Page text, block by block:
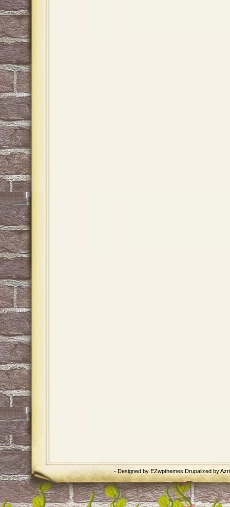
- Designed byEZwpthemesDrupalized by